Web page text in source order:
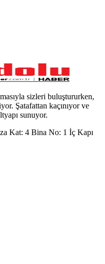
sizleri buluştururken,
Şatafattan kaçınıyor ve
sunuyor.
Kat: 4 Bina No: 1 İç Kapı